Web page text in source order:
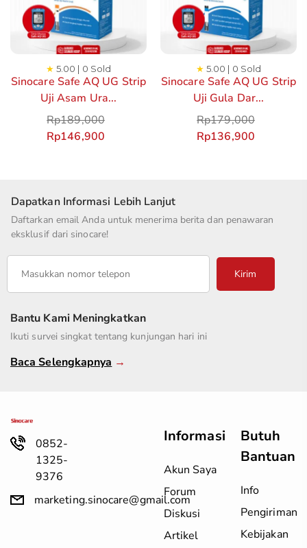
Sinocare Safe AQ UG Strip
Uji Asam Ura...
★5.00 | 0 Sold
Rp189,000
Rp146,900
Sinocare Safe AQ UG Strip
Uji Gula Dar...
★5.00 | 0 Sold
Rp179,000
Rp136,900
Dapatkan Informasi Lebih Lanjut
Daftarkan email Anda untuk menerima berita dan penawaran
eksklusif dari sinocare!
Kirim
Bantu Kami Meningkatkan
Ikuti survei singkat tentang kunjungan hari ini
Baca Selengkapnya →
0852-
1325-
9376
marketing.sinocare@gmail.com
Informasi
Akun Saya
Forum
Diskusi
Artikel
Butuh
Bantuan
Info
Pengiriman
Kebijakan